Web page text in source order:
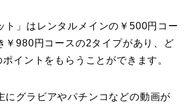
ト」はレンタルメインの￥500円コー
￥980円コースの2タイプがあり、ど
イントをもらうことができます。
にグラビアやパチンコなどの動画が